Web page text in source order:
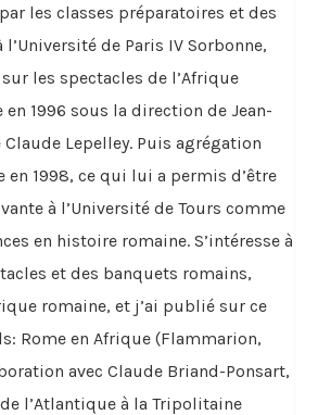
les classes préparatoires et des
de Paris IV Sorbonne,
les spectacles de l’Afrique
1996 sous la direction de Jean-
Lepelley. Puis agrégation
en 1998, ce qui lui a permis d’être
à l’Université de Tours comme
en histoire romaine. S’intéresse à
et des banquets romains,
romaine, et j’ai publié sur ce
Rome en Afrique (Flammarion,
avec Claude Briand-Ponsart,
l’Atlantique à la Tripolitaine